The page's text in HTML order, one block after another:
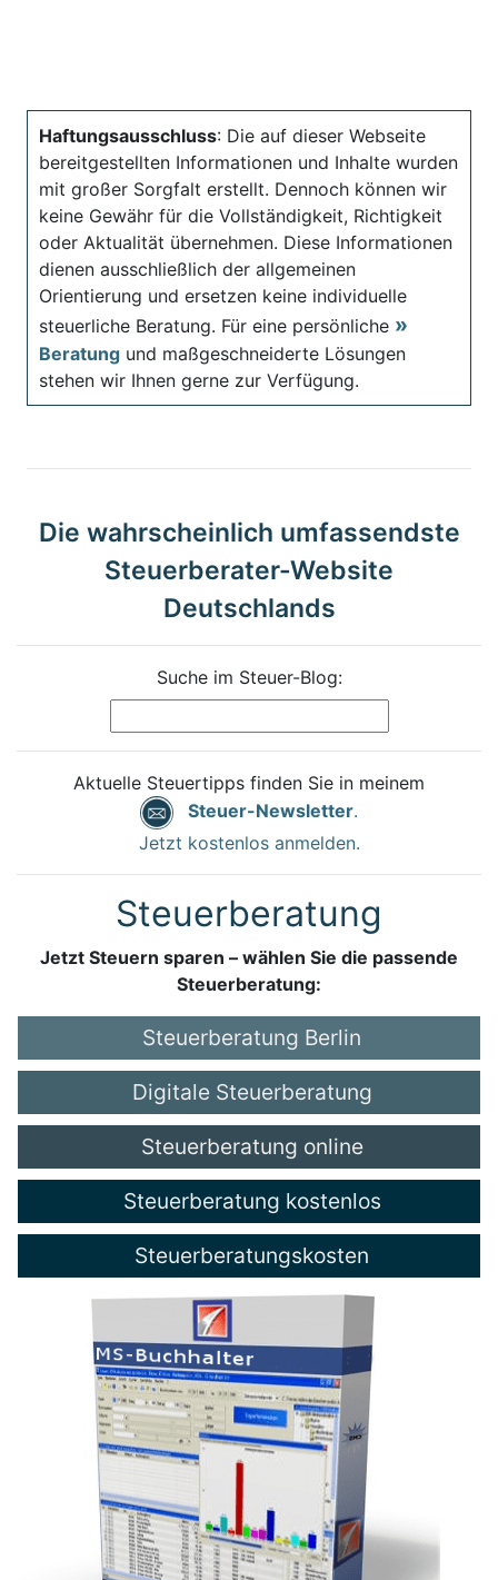
Haftungsausschluss: Die auf dieser Webseite
bereitgestellten Informationen und Inhalte wurden
mit großer Sorgfalt erstellt. Dennoch können wir
keine Gewähr für die Vollständigkeit, Richtigkeit
oder Aktualität übernehmen. Diese Informationen
dienen ausschließlich der allgemeinen
Orientierung und ersetzen keine individuelle
steuerliche Beratung. Für eine persönliche
Beratung und maßgeschneiderte Lösungen
stehen wir Ihnen gerne zur Verfügung.
Die wahrscheinlich umfassendste
Steuerberater-Website
Deutschlands
Suche im Steuer-Blog:
Aktuelle Steuertipps finden Sie in meinem
Steuer-Newsletter.
Jetzt kostenlos anmelden.
Steuerberatung
Jetzt Steuern sparen – wählen Sie die passende
Steuerberatung:
Steuerberatung Berlin
Digitale Steuerberatung
Steuerberatung online
Steuerberatung kostenlos
Steuerberatungskosten